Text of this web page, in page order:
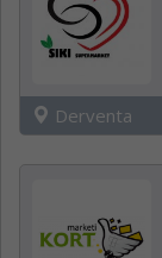
Derventa